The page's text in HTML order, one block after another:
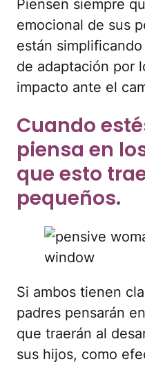
Piensen siempre
emocional de sus
están
de adaptación por
impacto ante el
Cuando
piensa en
que esto
pequeños.
Si ambos tienen
padres pensarán
que traerán al
sus hijos, como